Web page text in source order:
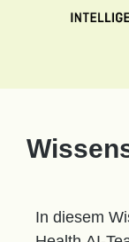
In diesem